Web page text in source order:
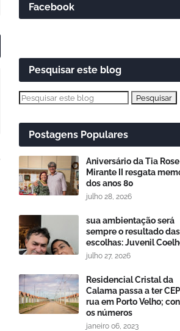
Facebook
Pesquisar este blog
Postagens Populares
Aniversário da Tia
Mirante II resgata
dos anos 80
julho 28, 2026
sua ambientação será
sempre o resultado
escolhas: Juvenil
julho 27, 2026
Residencial Cristal da
Calama passa a ter
rua em Porto Velho;
os números
janeiro 06, 2023